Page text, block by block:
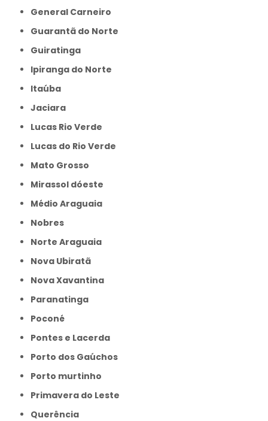
General Carneiro
Guarantã do Norte
Guiratinga
Ipiranga do Norte
Itaúba
Jaciara
Lucas Rio Verde
Lucas do Rio Verde
Mato Grosso
Mirassol dóeste
Médio Araguaia
Nobres
Norte Araguaia
Nova Ubiratã
Nova Xavantina
Paranatinga
Poconé
Pontes e Lacerda
Porto dos Gaúchos
Porto murtinho
Primavera do Leste
Querência